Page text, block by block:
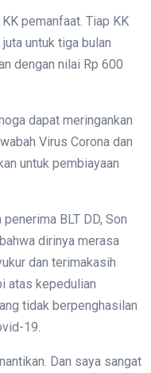
pemanfaat. Tiap KK
untuk tiga bulan
dengan nilai Rp 600
dapat meringankan
Virus Corona dan
untuk pembiayaan
BLT DD, Son
dirinya merasa
dan terimakasih
atas kepedulian
tidak berpenghasilan
19.
Dan saya sangat